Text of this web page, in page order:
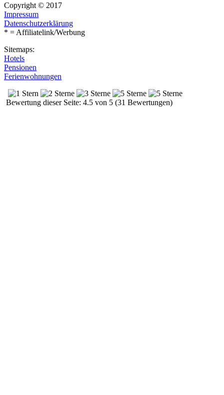
Copyright © 2017
Impressum
Datenschutzerklärung
* = Affiliatelink/Werbung
Sitemaps:
Hotels
Pensionen
Ferienwohnungen
Bewertung dieser Seite: 4.5 von 5 (31 Bewertungen)